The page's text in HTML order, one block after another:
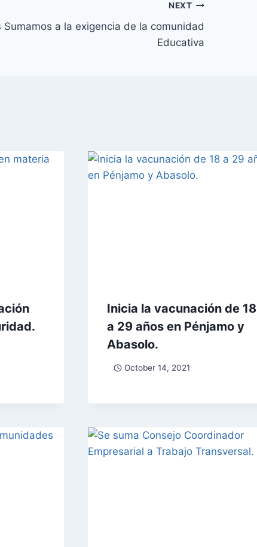
NEXT
Sumamos a la exigencia de la comunidad
Educativa
Inicia la vacunación de 18
a 29 años en Pénjamo y
Abasolo.
October 14, 2021